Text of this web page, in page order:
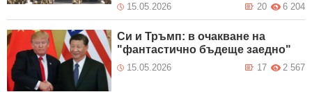
15.05.2026 6 204
20
Си и Тръмп: в очакване на
"фантастично бъдеще заедно"
15.05.2026 2 567
17